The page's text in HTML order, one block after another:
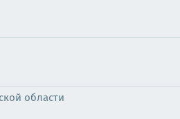
области